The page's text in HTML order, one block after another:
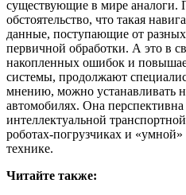
существующие в мире аналоги.
обстоятельство, что такая
данные, поступающие от
первичной обработки. А это в
накопленных ошибок и
системы, продолжают
мнению, можно устанавливать
автомобилях. Она
интеллектуальной
роботах-погрузчиках и «умной»
технике.
Читайте также: